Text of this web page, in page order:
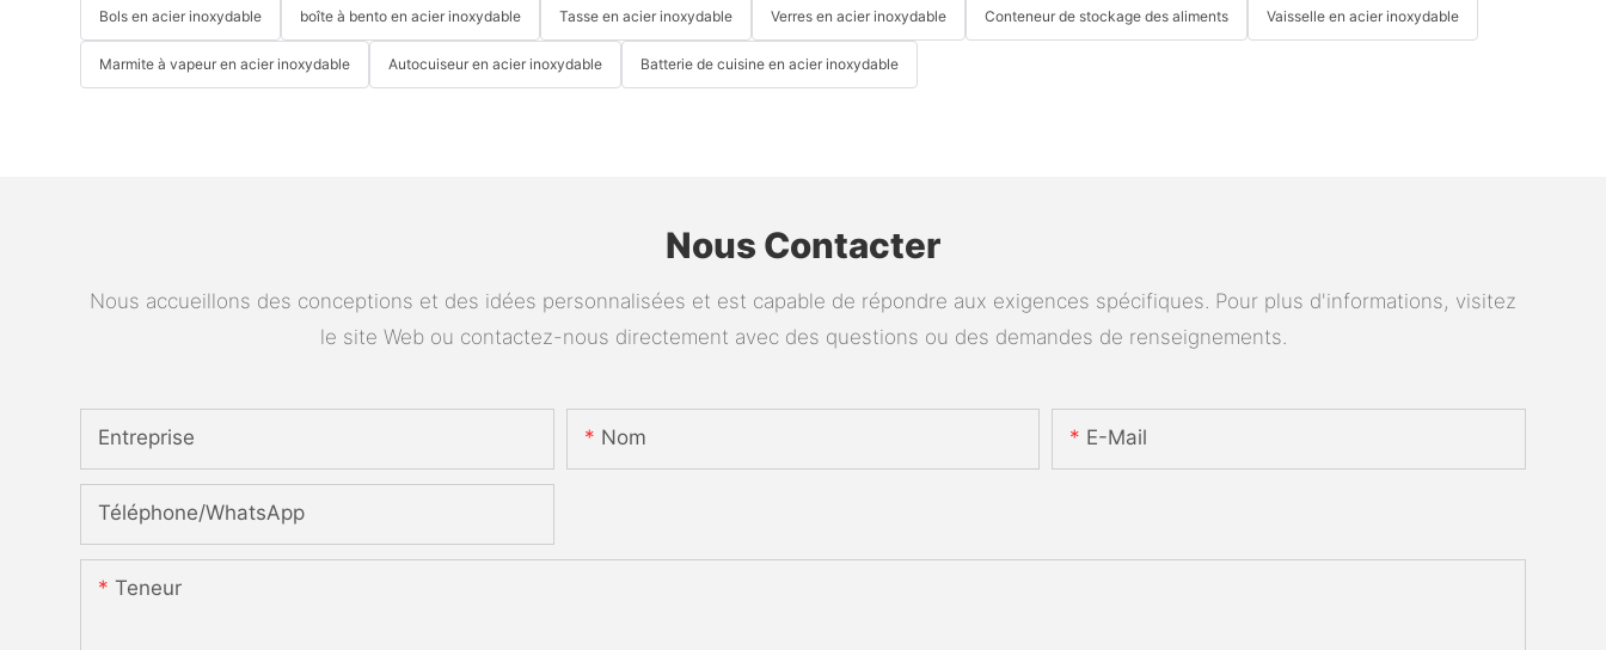
Bols en acier inoxydable boîte à bento en acier inoxydable Tasse en acier inoxydable Verres en acier inoxydable Conteneur de stockage des aliments Vaisselle en acier inoxydable
Marmite à vapeur en acier inoxydable Autocuiseur en acier inoxydable Batterie de cuisine en acier inoxydable
Nous Contacter
Nous accueillons des conceptions et des idées personnalisées et est capable de répondre aux exigences spécifiques. Pour plus d'informations, visitez
le site Web ou contactez-nous directement avec des questions ou des demandes de renseignements.
Entreprise Nom E-Mail
Téléphone/WhatsApp
Teneur